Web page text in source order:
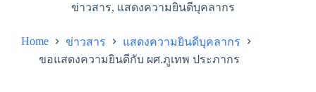
ข่าวสาร, แสดงความยินดีบุคลากร
Home ข่าวสาร
แสดงความยินดีบุคลากร
ขอแสดงความยินดีกับ ผศ.ภูเทพ ประภากร